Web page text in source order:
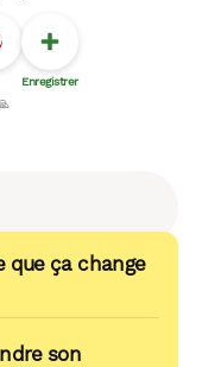
que ça change
son